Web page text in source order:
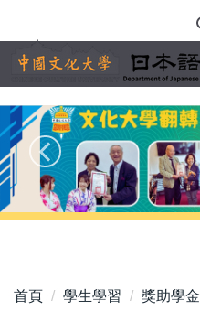
主
內
容
區
首頁 學生學習 獎助學金